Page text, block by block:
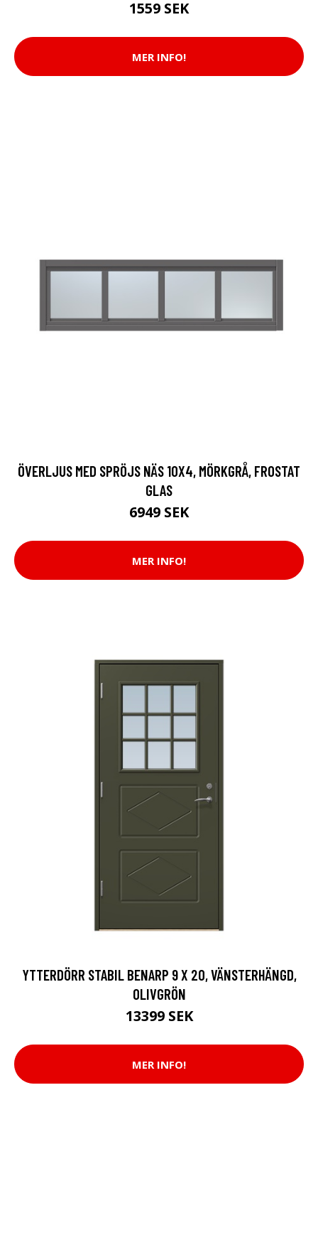
1559 SEK
MER INFO!
ÖVERLJUS MED SPRÖJS NÄS 10X4, MÖRKGRÅ, FROSTAT
GLAS
6949 SEK
MER INFO!
YTTERDÖRR STABIL BENARP 9 X 20, VÄNSTERHÄNGD,
OLIVGRÖN
13399 SEK
MER INFO!